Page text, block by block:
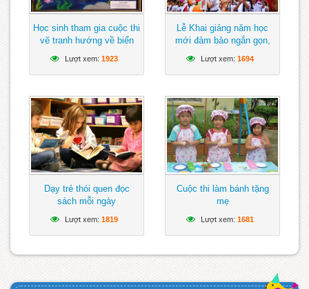
Học sinh tham gia cuộc thi
vẽ tranh hướng về biển
Lượt xem: 1923
Lễ Khai giảng năm học
mới đảm bảo ngắn gọn,
Lượt xem: 1694
Dạy trẻ thói quen đọc
sách mỗi ngày
Lượt xem: 1819
Cuộc thi làm bánh tặng
mẹ
Lượt xem: 1681